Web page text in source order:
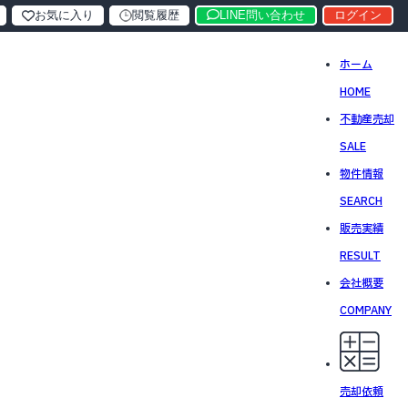
ホーム
HOME
不動産売却
SALE
物件情報
SEARCH
販売実績
RESULT
会社概要
COMPANY
売却依頼
お気に入り 閲覧履歴 LINE問い合わせ ログイン